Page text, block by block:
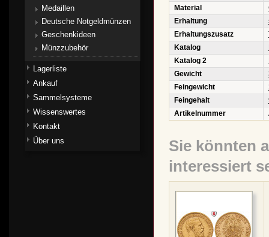
Material
Erhaltung
Erhaltungszusatz
Katalog
Katalog 2
Gewicht
Feingewicht
Feingehalt
Artikelnummer
Sie könnten
interessiert
Medaillen
Deutsche Notgeldmünzen
Geschenkideen
Münzzubehör
Lagerliste
Ankauf
Sammelsysteme
Wissenswertes
Kontakt
Über uns